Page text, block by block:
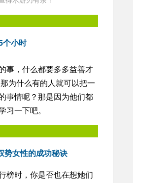
个小时
事，什么都要多多益善才
为什么有的人就可以把一
事情呢？那是因为他们都
习一下吧。
势女性的成功秘诀
榜时，你是否也在想她们